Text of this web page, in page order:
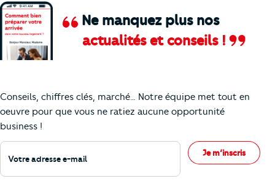
Ne manquez plus nos
actualités et conseils !
Conseils, chiffres clés, marché… Notre équipe met tout en
oeuvre pour que vous ne ratiez aucune opportunité
business !
Votre adresse e-mail
Je m’inscris